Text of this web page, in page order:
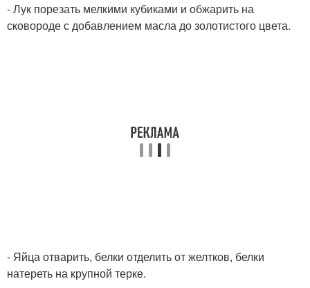
- Лук порезать мелкими кубиками и обжарить на
сковороде с добавлением масла до золотистого цвета.
- Яйца отварить, белки отделить от желтков, белки
натереть на крупной терке.